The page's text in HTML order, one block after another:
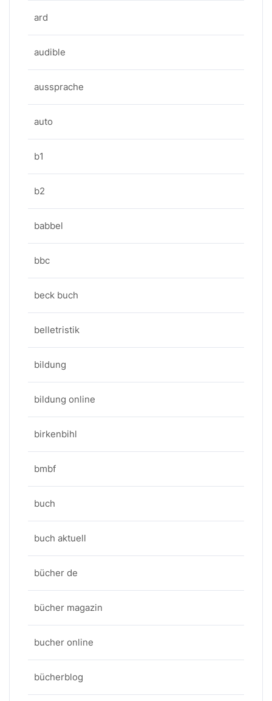
ard
audible
aussprache
auto
b1
b2
babbel
bbc
beck buch
belletristik
bildung
bildung online
birkenbihl
bmbf
buch
buch aktuell
bücher de
bücher magazin
bucher online
bücherblog